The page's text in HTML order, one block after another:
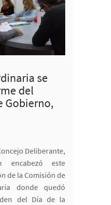
se
del
Gobierno,
Deliberante,
encabezó este
de la Comisión de
donde quedó
del Día de la